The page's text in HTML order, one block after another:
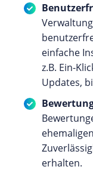
einfache
z.B. Ein-
Updates,
erhalten.